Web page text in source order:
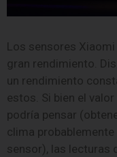
Los sensores Xiaomi
gran rendimiento.
un rendimiento
estos. Si bien el
podría pensar
clima
sensor), las lecturas